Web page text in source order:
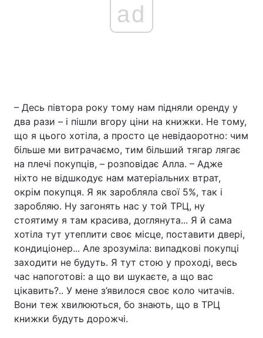
ad
– Десь півтора року тому нам підняли оренду у
два рази – і пішли вгору ціни на книжки. Не тому,
що я цього хотіла, а просто це невідаоротно: чим
більше ми витрачаємо, тим більший тягар лягає
на плечі покупців, – розповідає Алла. – Адже
ніхто не відшкодує нам матеріальних втрат,
окрім покупця. Я як заробляла свої 5%, так і
заробляю. Ну загонять нас у той ТРЦ, ну
стоятиму я там красива, доглянута... Я й сама
хотіла тут утеплити своє місце, поставити двері,
кондиціонер... Але зрозуміла: випадкові покупці
заходити не будуть. Я тут стою у проході, весь
час напоготові: а що ви шукаєте, а що вас
цікавить?.. У мене з’явилося своє коло читачів.
Вони теж хвилюються, бо знають, що в ТРЦ
книжки будуть дорожчі.